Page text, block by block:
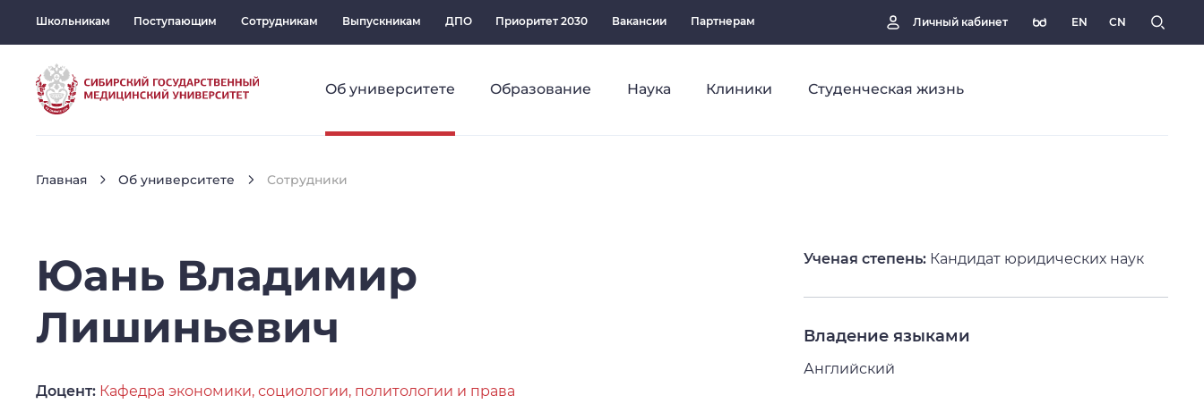
Школьникам Поступающим Сотрудникам Выпускникам ДПО Приоритет 2030 Вакансии Партнерам Личный кабинет EN CN
Об университете Образование Наука Клиники Студенческая жизнь
Главная Об университете Сотрудники
Юань Владимир
Лишиньевич
Доцент: Кафедра экономики, социологии, политологии и права
Ученая степень: Кандидат юридических наук
Владение языками
Английский